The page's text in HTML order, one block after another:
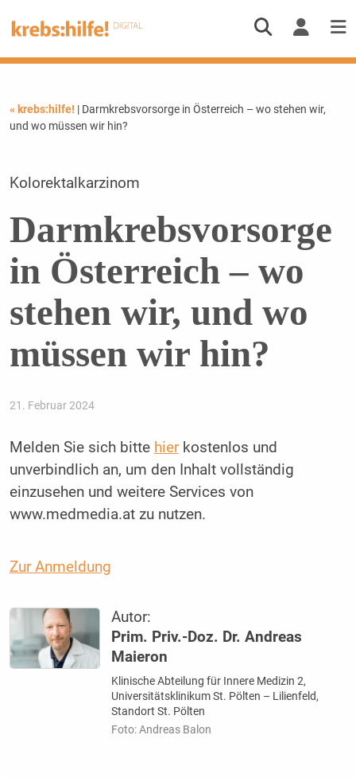
« krebs:hilfe! | Darmkrebsvorsorge in Österreich – wo stehen wir,
und wo müssen wir hin?
Kolorektalkarzinom
Darmkrebsvorsorge
in Österreich – wo
stehen wir, und wo
müssen wir hin?
21. Februar 2024
Melden Sie sich bitte hierkostenlos und
unverbindlich an, um den Inhalt vollständig
einzusehen und weitere Services von
www.medmedia.at zu nutzen.
Zur Anmeldung
Autor:
Prim. Priv.-Doz. Dr. Andreas
Maieron
Klinische Abteilung für Innere Medizin 2,
Universitätsklinikum St. Pölten – Lilienfeld,
Standort St. Pölten
Foto: Andreas Balon